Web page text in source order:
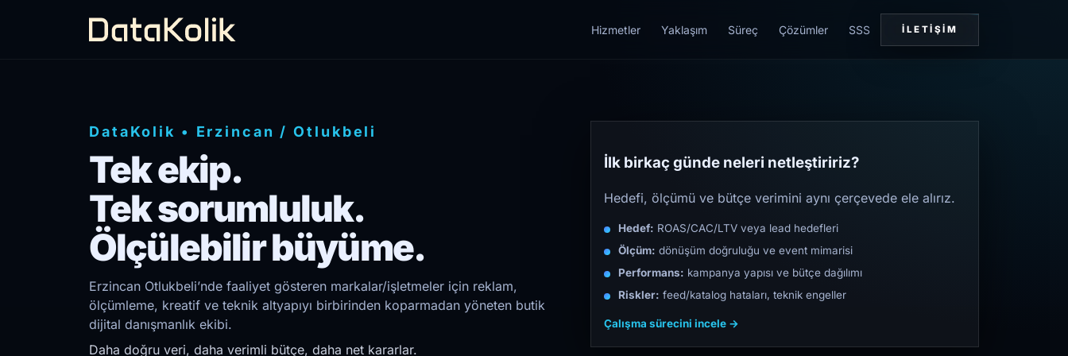
Hizmetler Yaklaşım Süreç Çözümler SSS İLETIŞIM
DataKolik • Erzincan /Otlukbeli
Tek ekip.
Tek sorumluluk.
Ölçülebilir büyüme.
Erzincan Otlukbeli’nde faaliyet gösteren markalar/işletmeler için reklam,
ölçümleme, kreatif ve teknik altyapıyı birbirinden koparmadan yöneten butik
dijital danışmanlık ekibi.
Daha doğru veri, daha verimli bütçe, daha net kararlar.
İlk birkaç günde neleri netleştiririz?
Hedefi, ölçümü ve bütçe verimini aynı çerçevede ele alırız.
Hedef: ROAS/CAC/LTV veya lead hedefleri
Ölçüm: dönüşüm doğruluğu ve event mimarisi
Performans: kampanya yapısı ve bütçe dağılımı
Riskler: feed/katalog hataları, teknik engeller
Çalışma sürecini incele →